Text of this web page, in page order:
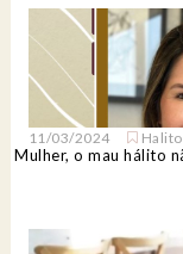
11/03/2024
Mulher, o mau hálito